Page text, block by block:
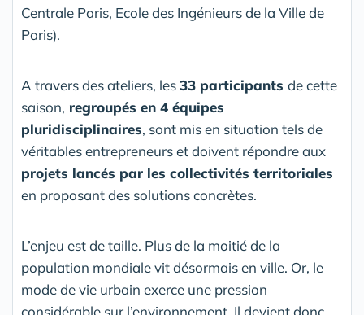
Centrale Paris, Ecole des Ingénieurs de la Ville de
Paris).
A travers des ateliers, les33 participants de cette
saison, regroupés en 4 équipes
pluridisciplinaires, sont mis en situation tels de
véritables entrepreneurs et doivent répondre aux
projets lancés par les collectivités territoriales
en proposant des solutions concrètes.
L’enjeu est de taille. Plus de la moitié de la
population mondiale vit désormais en ville. Or, le
mode de vie urbain exerce une pression
considérable sur l’environnement. Il devient donc